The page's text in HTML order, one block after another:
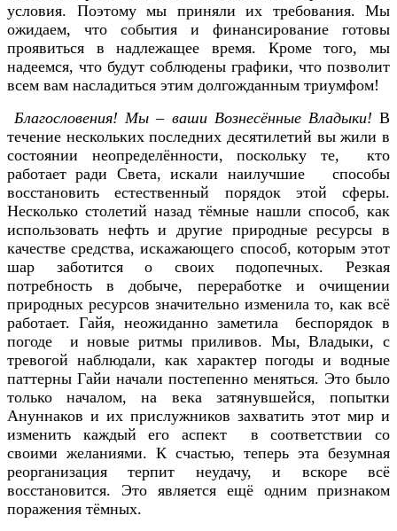
условия. Поэтому мы приняли их требования. Мы
ожидаем, что события и финансирование готовы
проявиться в надлежащее время. Кроме того, мы
надеемся, что будут соблюдены графики, что позволит
всем вам насладиться этим долгожданным триумфом!
Благословения! Мы – ваши Вознесённые Владыки!В
течение нескольких последних десятилетий вы жили в
состоянии неопределённости, поскольку те, кто
работает ради Света, искали наилучшие способы
восстановить естественный порядок этой сферы.
Несколько столетий назад тёмные нашли способ, как
использовать нефть и другие природные ресурсы в
качестве средства, искажающего способ, которым этот
шар заботится о своих подопечных. Резкая
потребность в добыче, переработке и очищении
природных ресурсов значительно изменила то, как всё
работает. Гайя, неожиданно заметила беспорядок в
погоде и новые ритмы приливов. Мы, Владыки, с
тревогой наблюдали, как характер погоды и водные
паттерны Гайи начали постепенно меняться. Это было
только началом, на века затянувшейся, попытки
Ануннаков и их прислужников захватить этот мир и
изменить каждый его аспект в соответствии со
своими желаниями. К счастью, теперь эта безумная
реорганизация терпит неудачу, и вскоре всё
восстановится. Это является ещё одним признаком
поражения тёмных.